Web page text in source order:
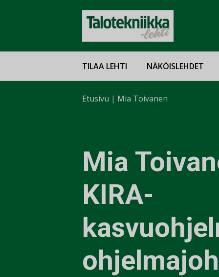
TILAA LEHTI NÄKÖISLEHDET
Etusivu | Mia Toivanen
Mia
KIRA-